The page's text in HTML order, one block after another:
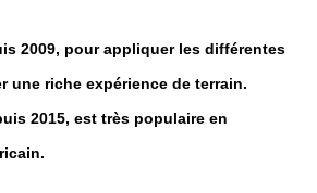
2009, pour appliquer les différentes
une riche expérience de terrain.
2015, est très populaire en